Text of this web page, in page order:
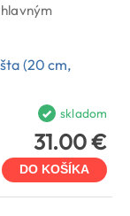
(20 cm,
skladom
31.00 €
DO KOŠÍKA